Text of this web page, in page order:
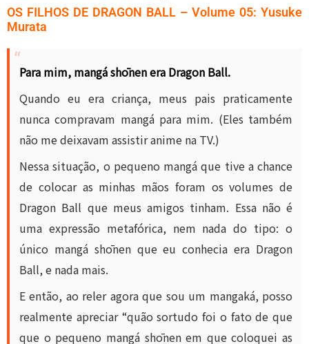
OS FILHOS DE DRAGON BALL – Volume 05: Yusuke
Murata
Para mim, mangá shōnen era Dragon Ball.
Quando eu era criança, meus pais praticamente
nunca compravam mangá para mim. (Eles também
não me deixavam assistir anime na TV.)
Nessa situação, o pequeno mangá que tive a chance
de colocar as minhas mãos foram os volumes de
Dragon Ball que meus amigos tinham. Essa não é
uma expressão metafórica, nem nada do tipo: o
único mangá shōnen que eu conhecia era Dragon
Ball, e nada mais.
E então, ao reler agora que sou um mangaká, posso
realmente apreciar “quão sortudo foi o fato de que
que o pequeno mangá shōnen em que coloquei as